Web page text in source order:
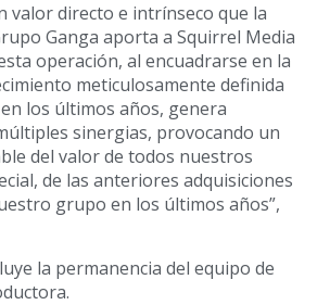
valor directo e intrínseco que la
Ganga aporta a Squirrel Media
operación, al encuadrarse en la
meticulosamente definida
los últimos años, genera
sinergias, provocando un
del valor de todos nuestros
de las anteriores adquisiciones
grupo en los últimos años”,
la permanencia del equipo de